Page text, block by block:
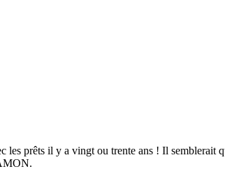
les prêts il y a vingt ou trente ans ! Il semblerait